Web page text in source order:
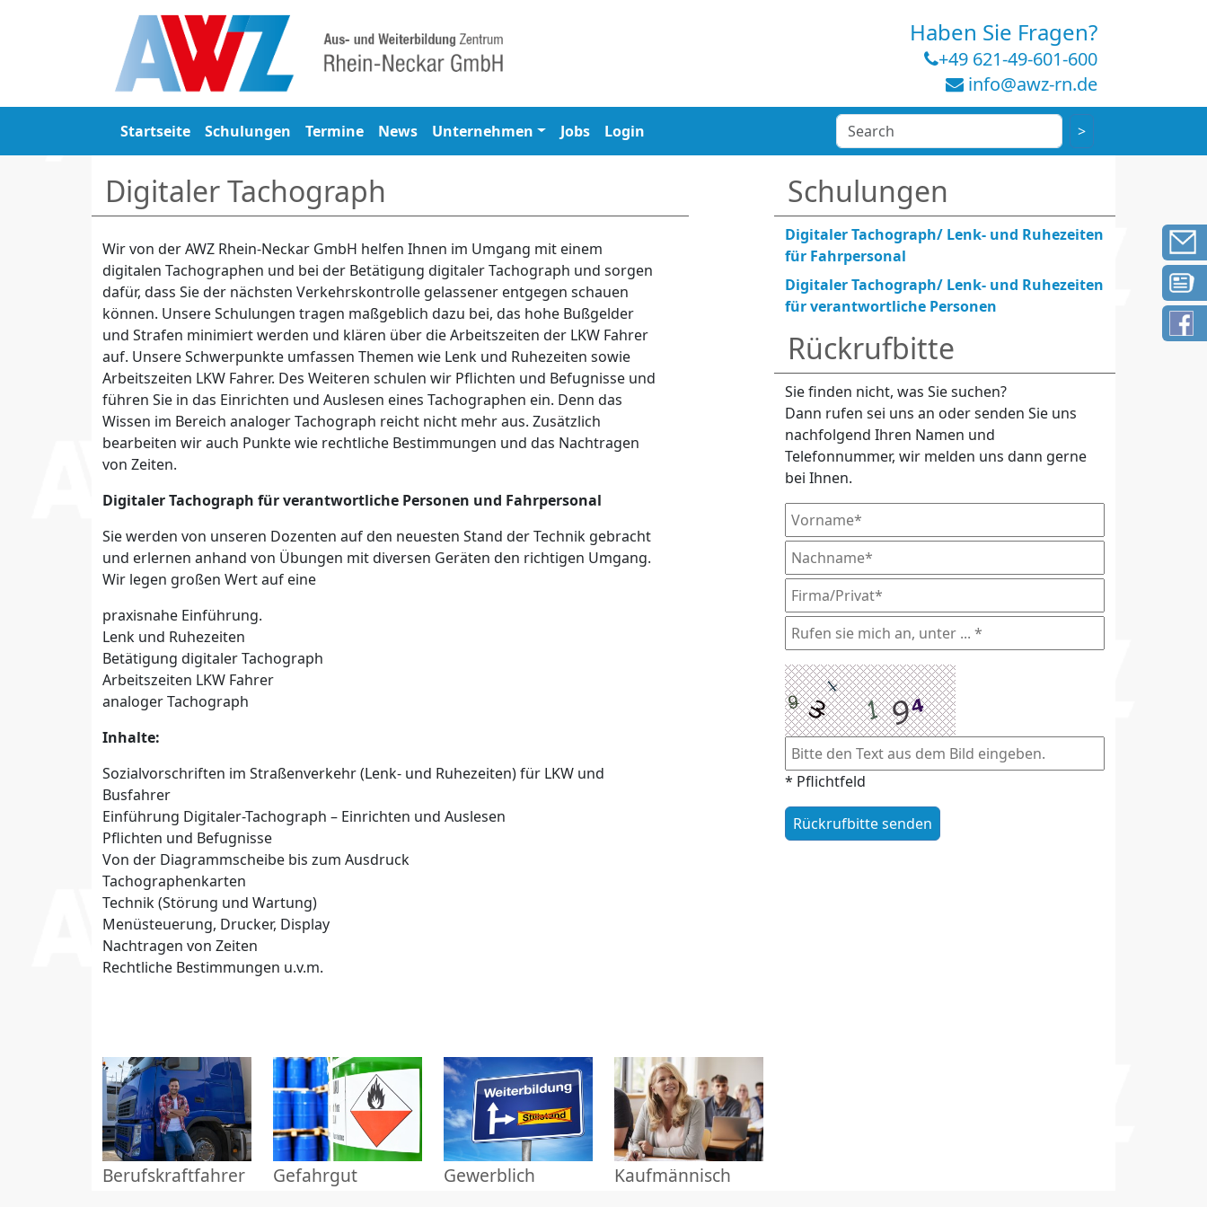
Haben Sie Fragen?
+49 621-49-601-600
info@awz-rn.de
Startseite Schulungen Termine News Unternehmen Jobs Login
Digitaler Tachograph
Wir von der AWZ Rhein-Neckar GmbH helfen Ihnen im Umgang mit einem
digitalen Tachographen und bei der Betätigung digitaler Tachograph und sorgen
dafür, dass Sie der nächsten Verkehrskontrolle gelassener entgegen schauen
können. Unsere Schulungen tragen maßgeblich dazu bei, das hohe Bußgelder
und Strafen minimiert werden und klären über die Arbeitszeiten der LKW Fahrer
auf. Unsere Schwerpunkte umfassen Themen wie Lenk und Ruhezeiten sowie
Arbeitszeiten LKW Fahrer. Des Weiteren schulen wir Pflichten und Befugnisse und
führen Sie in das Einrichten und Auslesen eines Tachographen ein. Denn das
Wissen im Bereich analoger Tachograph reicht nicht mehr aus. Zusätzlich
bearbeiten wir auch Punkte wie rechtliche Bestimmungen und das Nachtragen
von Zeiten.
Digitaler Tachograph für verantwortliche Personen und Fahrpersonal
Sie werden von unseren Dozenten auf den neuesten Stand der Technik gebracht
und erlernen anhand von Übungen mit diversen Geräten den richtigen Umgang.
Wir legen großen Wert auf eine
praxisnahe Einführung.
Lenk und Ruhezeiten
Betätigung digitaler Tachograph
Arbeitszeiten LKW Fahrer
analoger Tachograph
Inhalte:
Sozialvorschriften im Straßenverkehr (Lenk- und Ruhezeiten) für LKW und
Busfahrer
Einführung Digitaler-Tachograph – Einrichten und Auslesen
Pflichten und Befugnisse
Von der Diagrammscheibe bis zum Ausdruck
Tachographenkarten
Technik (Störung und Wartung)
Menüsteuerung, Drucker, Display
Nachtragen von Zeiten
Rechtliche Bestimmungen u.v.m.
Schulungen
Digitaler Tachograph/ Lenk- und Ruhezeiten
für Fahrpersonal
Digitaler Tachograph/ Lenk- und Ruhezeiten
für verantwortliche Personen
Rückrufbitte
Sie finden nicht, was Sie suchen?
Dann rufen sei uns an oder senden Sie uns
nachfolgend Ihren Namen und
Telefonnummer, wir melden uns dann gerne
bei Ihnen.
* Pflichtfeld
Berufskraftfahrer Gefahrgut Gewerblich Kaufmännisch